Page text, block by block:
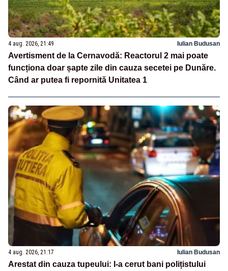
4 aug. 2026, 21:49 Iulian Budusan
Avertisment de la Cernavodă: Reactorul 2 mai poate
funcționa doar șapte zile din cauza secetei pe Dunăre.
Când ar putea fi repornită Unitatea 1
4 aug. 2026, 21:17 Iulian Budusan
Arestat din cauza tupeului: I-a cerut bani polițistului